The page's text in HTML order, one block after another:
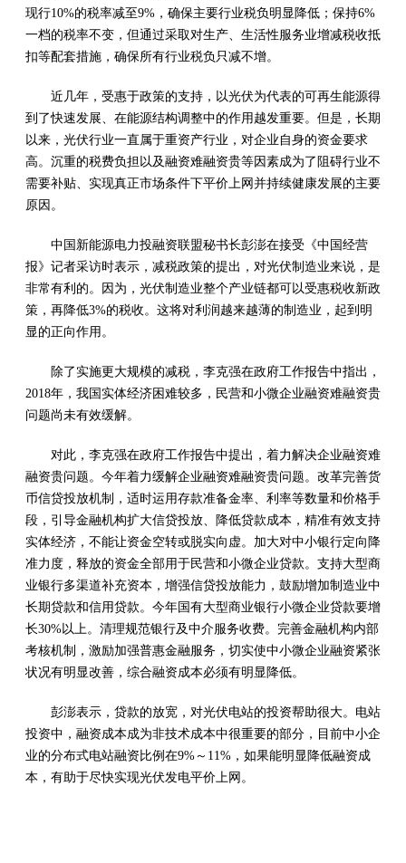
现行10%的税率减至9%，确保主要行业税负明显降低；保持6%
一档的税率不变，但通过采取对生产、生活性服务业增减税收抵
扣等配套措施，确保所有行业税负只减不增。
近几年，受惠于政策的支持，以光伏为代表的可再生能源得
到了快速发展、在能源结构调整中的作用越发重要。但是，长期
以来，光伏行业一直属于重资产行业，对企业自身的资金要求
高。沉重的税费负担以及融资难融资贵等因素成为了阻碍行业不
需要补贴、实现真正市场条件下平价上网并持续健康发展的主要
原因。
中国新能源电力投融资联盟秘书长彭澎在接受《中国经营
报》记者采访时表示，减税政策的提出，对光伏制造业来说，是
非常有利的。因为，光伏制造业整个产业链都可以受惠税收新政
策，再降低3%的税收。这将对利润越来越薄的制造业，起到明
显的正向作用。
除了实施更大规模的减税，李克强在政府工作报告中指出，
2018年，我国实体经济困难较多，民营和小微企业融资难融资贵
问题尚未有效缓解。
对此，李克强在政府工作报告中提出，着力解决企业融资难
融资贵问题。今年着力缓解企业融资难融资贵问题。改革完善货
币信贷投放机制，适时运用存款准备金率、利率等数量和价格手
段，引导金融机构扩大信贷投放、降低贷款成本，精准有效支持
实体经济，不能让资金空转或脱实向虚。加大对中小银行定向降
准力度，释放的资金全部用于民营和小微企业贷款。支持大型商
业银行多渠道补充资本，增强信贷投放能力，鼓励增加制造业中
长期贷款和信用贷款。今年国有大型商业银行小微企业贷款要增
长30%以上。清理规范银行及中介服务收费。完善金融机构内部
考核机制，激励加强普惠金融服务，切实使中小微企业融资紧张
状况有明显改善，综合融资成本必须有明显降低。
彭澎表示，贷款的放宽，对光伏电站的投资帮助很大。电站
投资中，融资成本成为非技术成本中很重要的部分，目前中小企
业的分布式电站融资比例在9%～11%，如果能明显降低融资成
本，有助于尽快实现光伏发电平价上网。